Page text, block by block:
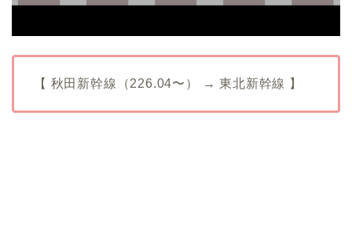
【 秋田新幹線（226.04〜） → 東北新幹線 】